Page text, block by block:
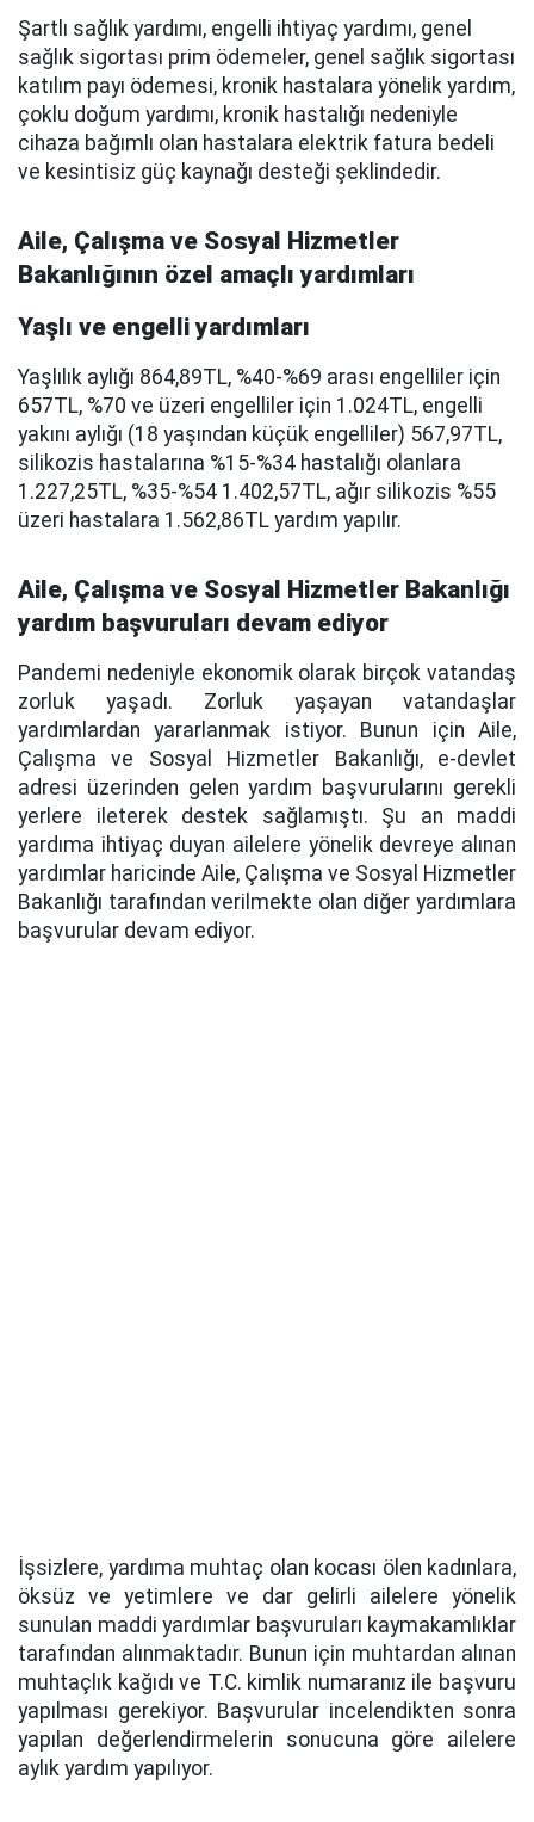
Şartlı sağlık yardımı, engelli ihtiyaç yardımı, genel
sağlık sigortası prim ödemeler, genel sağlık sigortası
katılım payı ödemesi, kronik hastalara yönelik yardım,
çoklu doğum yardımı, kronik hastalığı nedeniyle
cihaza bağımlı olan hastalara elektrik fatura bedeli
ve kesintisiz güç kaynağı desteği şeklindedir.
Aile, Çalışma ve Sosyal Hizmetler
Bakanlığının özel amaçlı yardımları
Yaşlı ve engelli yardımları
Yaşlılık aylığı 864,89TL, %40-%69 arası engelliler için
657TL, %70 ve üzeri engelliler için 1.024TL, engelli
yakını aylığı (18 yaşından küçük engelliler) 567,97TL,
silikozis hastalarına %15-%34 hastalığı olanlara
1.227,25TL, %35-%54 1.402,57TL, ağır silikozis %55
üzeri hastalara 1.562,86TL yardım yapılır.
Aile, Çalışma ve Sosyal Hizmetler Bakanlığı
yardım başvuruları devam ediyor
Pandemi nedeniyle ekonomik olarak birçok vatandaş
zorluk yaşadı. Zorluk yaşayan vatandaşlar
yardımlardan yararlanmak istiyor. Bunun için Aile,
Çalışma ve Sosyal Hizmetler Bakanlığı, e-devlet
adresi üzerinden gelen yardım başvurularını gerekli
yerlere ileterek destek sağlamıştı. Şu an maddi
yardıma ihtiyaç duyan ailelere yönelik devreye alınan
yardımlar haricinde Aile, Çalışma ve Sosyal Hizmetler
Bakanlığı tarafından verilmekte olan diğer yardımlara
başvurular devam ediyor.
İşsizlere, yardıma muhtaç olan kocası ölen kadınlara,
öksüz ve yetimlere ve dar gelirli ailelere yönelik
sunulan maddi yardımlar başvuruları kaymakamlıklar
tarafından alınmaktadır. Bunun için muhtardan alınan
muhtaçlık kağıdı ve T.C. kimlik numaranız ile başvuru
yapılması gerekiyor. Başvurular incelendikten sonra
yapılan değerlendirmelerin sonucuna göre ailelere
aylık yardım yapılıyor.